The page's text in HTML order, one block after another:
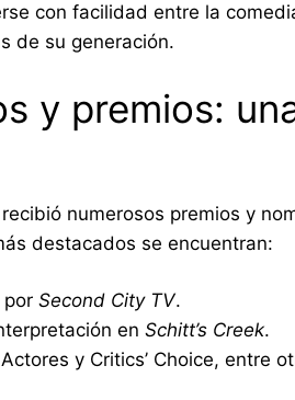
con facilidad entre la
de su generación.
y premios:
numerosos premios y
destacados se encuentran:
por Second City TV.
en Schitt’s Creek.
y Critics’ Choice, entre